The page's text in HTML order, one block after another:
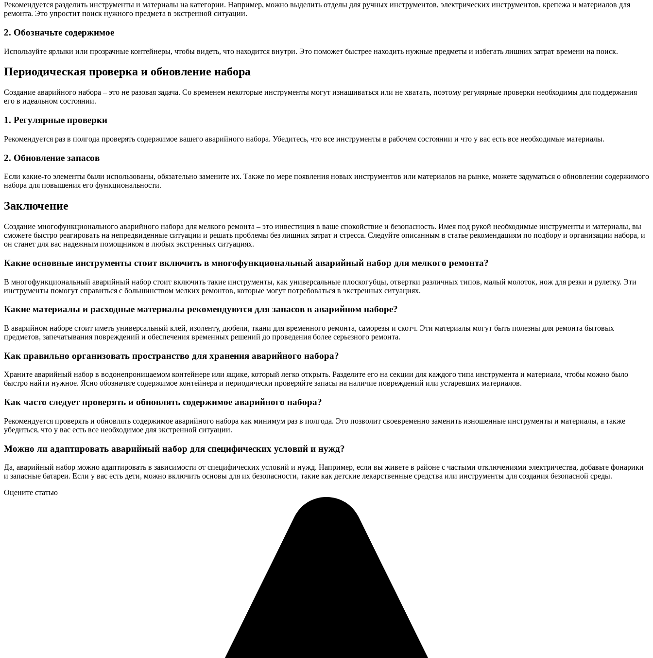
Рекомендуется разделить инструменты и материалы на категории. Например, можно выделить отделы для ручных инструментов, электрических инструментов, крепежа и материалов для
ремонта. Это упростит поиск нужного предмета в экстренной ситуации.
2. Обозначьте содержимое
Используйте ярлыки или прозрачные контейнеры, чтобы видеть, что находится внутри. Это поможет быстрее находить нужные предметы и избегать лишних затрат времени на поиск.
Периодическая проверка и обновление набора
Создание аварийного набора – это не разовая задача. Со временем некоторые инструменты могут изнашиваться или не хватать, поэтому регулярные проверки необходимы для поддержания
его в идеальном состоянии.
1. Регулярные проверки
Рекомендуется раз в полгода проверять содержимое вашего аварийного набора. Убедитесь, что все инструменты в рабочем состоянии и что у вас есть все необходимые материалы.
2. Обновление запасов
Если какие-то элементы были использованы, обязательно замените их. Также по мере появления новых инструментов или материалов на рынке, можете задуматься о обновлении содержимого
набора для повышения его функциональности.
Заключение
Создание многофункционального аварийного набора для мелкого ремонта – это инвестиция в ваше спокойствие и безопасность. Имея под рукой необходимые инструменты и материалы, вы
сможете быстро реагировать на непредвиденные ситуации и решать проблемы без лишних затрат и стресса. Следуйте описанным в статье рекомендациям по подбору и организации набора, и
он станет для вас надежным помощником в любых экстренных ситуациях.
Какие основные инструменты стоит включить в многофункциональный аварийный набор для мелкого ремонта?
В многофункциональный аварийный набор стоит включить такие инструменты, как универсальные плоскогубцы, отвертки различных типов, малый молоток, нож для резки и рулетку. Эти
инструменты помогут справиться с большинством мелких ремонтов, которые могут потребоваться в экстренных ситуациях.
Какие материалы и расходные материалы рекомендуются для запасов в аварийном наборе?
В аварийном наборе стоит иметь универсальный клей, изоленту, дюбели, ткани для временного ремонта, саморезы и скотч. Эти материалы могут быть полезны для ремонта бытовых
предметов, запечатывания повреждений и обеспечения временных решений до проведения более серьезного ремонта.
Как правильно организовать пространство для хранения аварийного набора?
Храните аварийный набор в водонепроницаемом контейнере или ящике, который легко открыть. Разделите его на секции для каждого типа инструмента и материала, чтобы можно было
быстро найти нужное. Ясно обозначьте содержимое контейнера и периодически проверяйте запасы на наличие повреждений или устаревших материалов.
Как часто следует проверять и обновлять содержимое аварийного набора?
Рекомендуется проверять и обновлять содержимое аварийного набора как минимум раз в полгода. Это позволит своевременно заменить изношенные инструменты и материалы, а также
убедиться, что у вас есть все необходимое для экстренной ситуации.
Можно ли адаптировать аварийный набор для специфических условий и нужд?
Да, аварийный набор можно адаптировать в зависимости от специфических условий и нужд. Например, если вы живете в районе с частыми отключениями электричества, добавьте фонарики
и запасные батареи. Если у вас есть дети, можно включить основы для их безопасности, такие как детские лекарственные средства или инструменты для создания безопасной среды.
Оцените статью